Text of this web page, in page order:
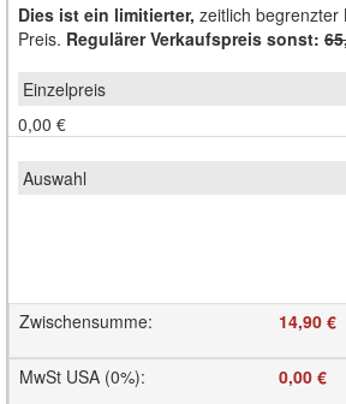
Dies ist ein limitierter, zeitlich begrenzter
Preis. Regulärer Verkaufspreis sonst:
0,00 €
Zwischensumme: 14,90 €
MwSt USA (0%): 0,00 €